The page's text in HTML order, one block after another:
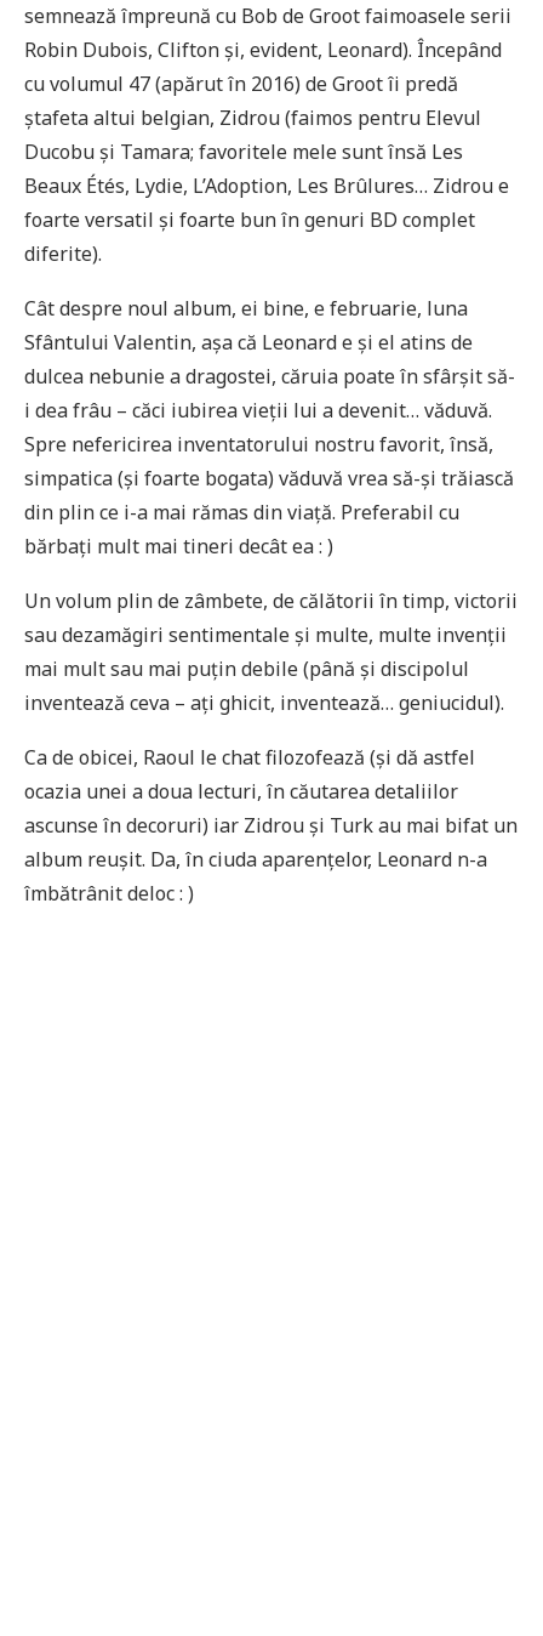
semnează împreună cu Bob de Groot faimoasele serii
Robin Dubois, Clifton și, evident, Leonard). Începând
cu volumul 47 (apărut în 2016) de Groot îi predă
ștafeta altui belgian, Zidrou (faimos pentru Elevul
Ducobu și Tamara; favoritele mele sunt însă Les
Beaux Étés, Lydie, L’Adoption, Les Brûlures… Zidrou e
foarte versatil și foarte bun în genuri BD complet
diferite).
Cât despre noul album, ei bine, e februarie, luna
Sfântului Valentin, așa că Leonard e și el atins de
dulcea nebunie a dragostei, căruia poate în sfârșit să-
i dea frâu – căci iubirea vieții lui a devenit… văduvă.
Spre nefericirea inventatorului nostru favorit, însă,
simpatica (și foarte bogata) văduvă vrea să-și trăiască
din plin ce i-a mai rămas din viață. Preferabil cu
bărbați mult mai tineri decât ea : )
Un volum plin de zâmbete, de călătorii în timp, victorii
sau dezamăgiri sentimentale și multe, multe invenții
mai mult sau mai puțin debile (până și discipolul
inventează ceva – ați ghicit, inventează… geniucidul).
Ca de obicei, Raoul le chat filozofează (și dă astfel
ocazia unei a doua lecturi, în căutarea detaliilor
ascunse în decoruri) iar Zidrou și Turk au mai bifat un
album reușit. Da, în ciuda aparențelor, Leonard n-a
îmbătrânit deloc : )